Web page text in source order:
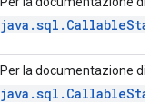
Per la documentazione di